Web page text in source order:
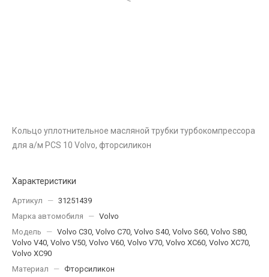
Кольцо уплотнительное масляной трубки турбокомпрессора
для а/м PCS 10 Volvo, фторсиликон
Характеристики
Артикул — 31251439
Марка автомобиля
— Volvo
Модель
— Volvo C30, Volvo C70, Volvo S40, Volvo S60, Volvo S80,
Volvo V40, Volvo V50, Volvo V60, Volvo V70, Volvo XC60, Volvo XC70,
Volvo XC90
Материал
— Фторсиликон